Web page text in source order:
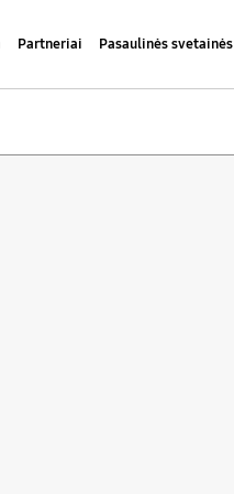
Partneriai Pasaulinės svetainės